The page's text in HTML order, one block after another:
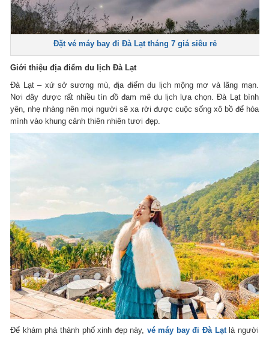
Đặt vé máy bay đi Đà Lạt tháng 7 giá siêu rẻ
Giới thiệu địa điểm du lịch Đà Lạt
Đà Lạt – xứ sở sương mù, địa điểm du lịch mộng mơ và lãng mạn.
Nơi đây được rất nhiều tín đồ đam mê du lịch lựa chọn. Đà Lạt bình
yên, nhẹ nhàng nên mọi người sẽ xa rời được cuộc sống xô bồ để hòa
mình vào khung cảnh thiên nhiên tươi đẹp.
Để khám phá thành phố xinh đẹp này, vé máy bay đi Đà Lạtlà người